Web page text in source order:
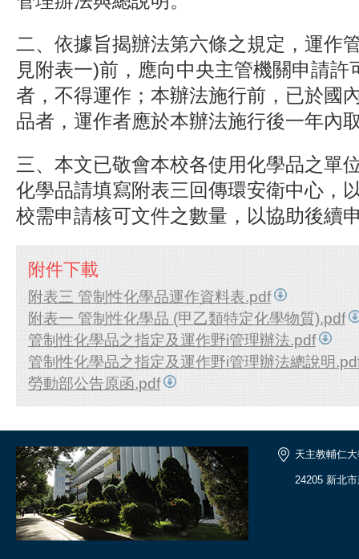
二、依據旨揭辦法第六條之規定，運作
見附表一)前，應向中央主管機關申請許
者，不得運作；本辦法施行前，已於國
品者，運作者應於本辦法施行後一年內
三、本文已敬會本校各使用化學品之單
化學品請填寫附表三回傳環安衛中心，
校需申請核可文件之數量，以協助後續
附件下載
附表三 管制性化學品運作資料表.pdf
附表一 管制性化學品 (甲乙類特定化學物質).pdf
管制性化學品之指定及運作野i管理辦法.pdf
管制性化學品之指定及運作野i管理辦法總說明
勞動部公告原函.pdf
天主教輔仁
24205 新北